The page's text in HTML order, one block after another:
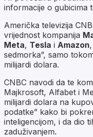
informacije o gubicima
Američka televizija
vrijednost kompanija
Meta, Tesla i Amazon
sedmorka”, samo
milijardi dolara.
CNBC navodi da te
Majkrosoft, Alfabet i
milijardi dolara na
podatke” kako bi
inteligencijom, i da dio
zaduživanjem.